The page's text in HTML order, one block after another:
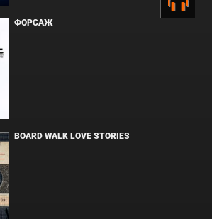
ФОРСАЖ
BOARD WALK LOVE STORIES